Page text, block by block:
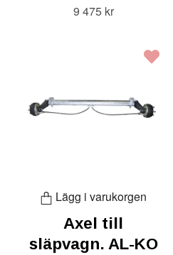
9 475 kr
Lägg i varukorgen
Axel till
släpvagn. AL-KO